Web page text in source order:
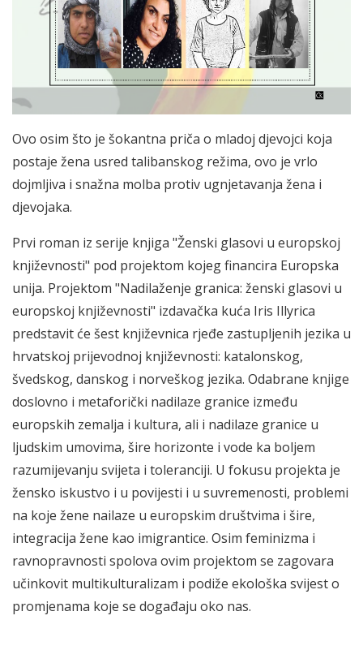
Ovo osim što je šokantna priča o mladoj djevojci koja
postaje žena usred talibanskog režima, ovo je vrlo
dojmljiva i snažna molba protiv ugnjetavanja žena i
djevojaka.
Prvi roman iz serije knjiga "Ženski glasovi u europskoj
književnosti" pod projektom kojeg financira Europska
unija. Projektom "Nadilaženje granica: ženski glasovi u
europskoj književnosti" izdavačka kuća Iris Illyrica
predstavit će šest književnica rjeđe zastupljenih jezika u
hrvatskoj prijevodnoj književnosti: katalonskog,
švedskog, danskog i norveškog jezika. Odabrane knjige
doslovno i metaforički nadilaze granice između
europskih zemalja i kultura, ali i nadilaze granice u
ljudskim umovima, šire horizonte i vode ka boljem
razumijevanju svijeta i toleranciji. U fokusu projekta je
žensko iskustvo i u povijesti i u suvremenosti, problemi
na koje žene nailaze u europskim društvima i šire,
integracija žene kao imigrantice. Osim feminizma i
ravnopravnosti spolova ovim projektom se zagovara
učinkovit multikulturalizam i podiže ekološka svijest o
promjenama koje se događaju oko nas.